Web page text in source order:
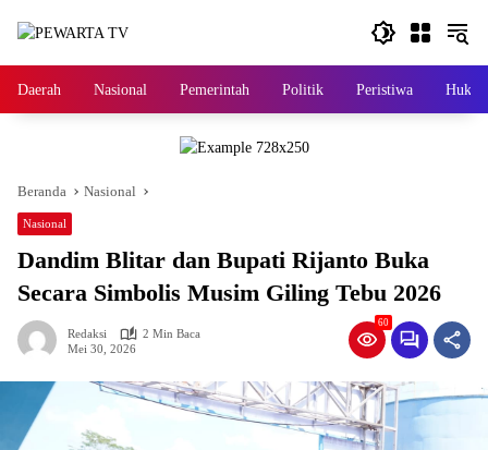
Daerah Nasional Pemerintah Politik Peristiwa
Beranda Nasional
Nasional
Dandim Blitar dan Bupati Rijanto Buka
Secara Simbolis Musim Giling Tebu 2026
Redaksi
2 Min Baca
Mei 30, 2026
60